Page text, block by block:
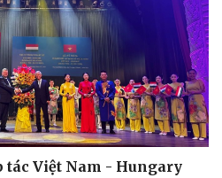
tác Việt Nam - Hungary